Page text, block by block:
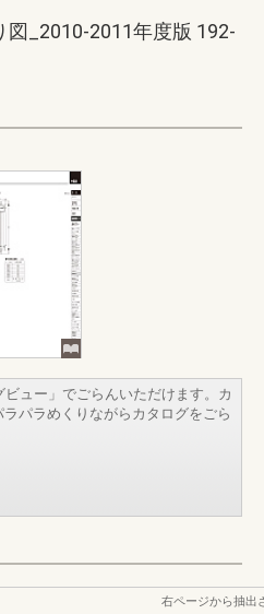
図_2010-2011年度版 192-
ュー」でごらんいただけます。カ
パラめくりながらカタログをごら
右ページから抽出